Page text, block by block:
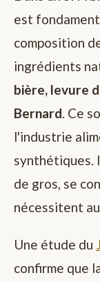
est
composition
ingrédients
bière, levure
Bernard. Ce
l'industrie
synthétiques.
de gros, se
nécessitent
Une étude du
confirme que